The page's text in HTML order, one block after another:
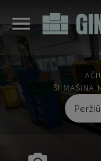
ŠI MAŠINA